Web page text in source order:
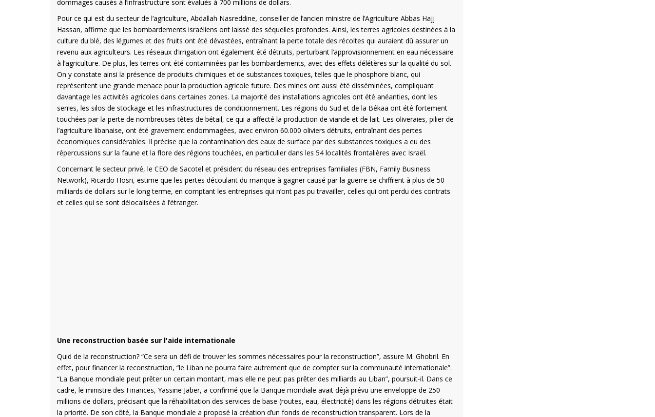
dommages causés à l’infrastructure sont évalués à 700 millions de dollars.
Pour ce qui est du secteur de l’agriculture, Abdallah Nasreddine, conseiller de l’ancien ministre de l’Agriculture Abbas Hajj
Hassan, affirme que les bombardements israéliens ont laissé des séquelles profondes. Ainsi, les terres agricoles destinées à la
culture du blé, des légumes et des fruits ont été dévastées, entraînant la perte totale des récoltes qui auraient dû assurer un
revenu aux agriculteurs. Les réseaux d’irrigation ont également été détruits, perturbant l’approvisionnement en eau nécessaire
à l’agriculture. De plus, les terres ont été contaminées par les bombardements, avec des effets délétères sur la qualité du sol.
On y constate ainsi la présence de produits chimiques et de substances toxiques, telles que le phosphore blanc, qui
représentent une grande menace pour la production agricole future. Des mines ont aussi été disséminées, compliquant
davantage les activités agricoles dans certaines zones. La majorité des installations agricoles ont été anéanties, dont les
serres, les silos de stockage et les infrastructures de conditionnement. Les régions du Sud et de la Békaa ont été fortement
touchées par la perte de nombreuses têtes de bétail, ce qui a affecté la production de viande et de lait. Les oliveraies, pilier de
l’agriculture libanaise, ont été gravement endommagées, avec environ 60.000 oliviers détruits, entraînant des pertes
économiques considérables. Il précise que la contamination des eaux de surface par des substances toxiques a eu des
répercussions sur la faune et la flore des régions touchées, en particulier dans les 54 localités frontalières avec Israël.
Concernant le secteur privé, le CEO de Sacotel et président du réseau des entreprises familiales (FBN, Family Business
Network), Ricardo Hosri, estime que les pertes découlant du manque à gagner causé par la guerre se chiffrent à plus de 50
milliards de dollars sur le long terme, en comptant les entreprises qui n’ont pas pu travailler, celles qui ont perdu des contrats
et celles qui se sont délocalisées à l’étranger.
Une reconstruction basée sur l'aide internationale
Quid de la reconstruction? “Ce sera un défi de trouver les sommes nécessaires pour la reconstruction”, assure M. Ghobril. En
effet, pour financer la reconstruction, “le Liban ne pourra faire autrement que de compter sur la communauté internationale”.
“La Banque mondiale peut prêter un certain montant, mais elle ne peut pas prêter des milliards au Liban”, poursuit-il. Dans ce
cadre, le ministre des Finances, Yassine Jaber, a confirmé que la Banque mondiale avait déjà prévu une enveloppe de 250
millions de dollars, précisant que la réhabilitation des services de base (routes, eau, électricité) dans les régions détruites était
la priorité. De son côté, la Banque mondiale a proposé la création d’un fonds de reconstruction transparent. Lors de la